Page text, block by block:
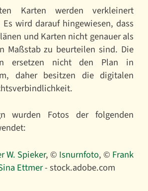
Karten werden verkleinert
Es wird darauf hingewiesen, dass
und Karten nicht genauer als
Maßstab zu beurteilen sind. Die
ersetzen nicht den Plan in
daher besitzen die digitalen
wurden Fotos der folgenden
W. Spieker © Isnurnfoto © Frank
Ettmer- stock.adobe.com